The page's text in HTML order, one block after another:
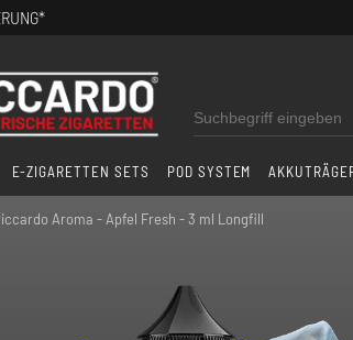
E-ZIGARETTEN SETS POD SYSTEM
Aroma - Apfel Fresh - 3 ml Longfill